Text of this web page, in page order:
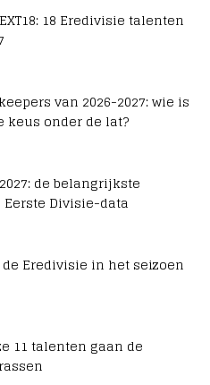
18 Eredivisie talenten
van 2026-2027: wie is
keus onder de lat?
de belangrijkste
Divisie-data
Eredivisie in het seizoen
11 talenten gaan de